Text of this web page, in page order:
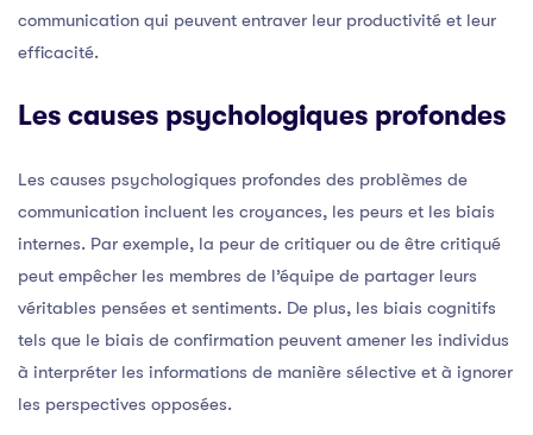
communication qui peuvent entraver leur productivité et leur
efficacité.
Les causes psychologiques profondes
Les causes psychologiques profondes des problèmes de
communication incluent les croyances, les peurs et les biais
internes. Par exemple, la peur de critiquer ou de être critiqué
peut empêcher les membres de l’équipe de partager leurs
véritables pensées et sentiments. De plus, les biais cognitifs
tels que le biais de confirmation peuvent amener les individus
à interpréter les informations de manière sélective et à ignorer
les perspectives opposées.